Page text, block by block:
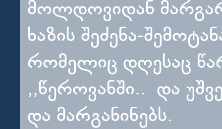
მოლდოვიდან
ხაზის შეძენა-
რომელიც დღესაც
,,წეროვანში.. და
და მარგანინებს.